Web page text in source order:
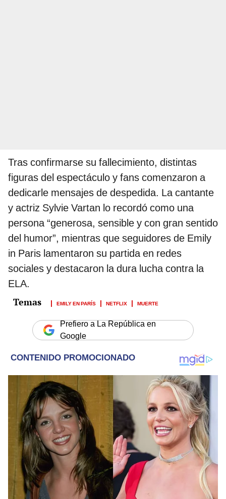
Tras confirmarse su fallecimiento, distintas
figuras del espectáculo y fans comenzaron a
dedicarle mensajes de despedida. La cantante
y actriz Sylvie Vartan lo recordó como una
persona “generosa, sensible y con gran sentido
del humor”, mientras que seguidores de Emily
in Paris lamentaron su partida en redes
sociales y destacaron la dura lucha contra la
ELA.
EMILY EN PARÍS NETFLIX MUERTE
Prefiero a La República en
Google